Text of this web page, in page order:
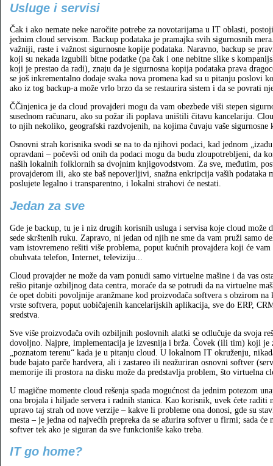
Usluge i servisi
Čak i ako nemate neke naročite potrebe za novotarijama u IT oblasti,
jednim cloud servisom. Backup podataka je pramajka svih sigurnosnih
važniji, raste i važnost sigurnosne kopije podataka. Naravno, backup se
koji su nekada izgubili bitne podatke (pa čak i one nebitne slike s
koji je prestao da radi), znaju da je sigurnosna kopija podataka prava
se još inkrementalno dodaje svaka nova promena kad su u pitanju poslovi
ako iz tog backup-a može vrlo brzo da se restaurira sistem i da se povrati
ČČinjenica je da cloud provajderi mogu da vam obezbede viši stepen
susednom računaru, ako su požar ili poplava uništili čitavu kancelariju.
to njih nekoliko, geografski razdvojenih, na kojima čuvaju vaše sigurnosne
Osnovni strah korisnika svodi se na to da njihovi podaci, kad jednom
opravdani – počevši od onih da podaci mogu da budu zloupotrebljeni, da
naših lokalnih folklornih sa dvojnim knjigovodstvom. Za sve, međutim,
provajderom ili, ako ste baš nepoverljivi, snažna enkripcija vaših podataka
poslujete legalno i transparentno, i lokalni strahovi će nestati.
Jedan za sve
Gde je backup, tu je i niz drugih korisnih usluga i servisa koje cloud može
sede skrštenih ruku. Zapravo, ni jedan od njih ne sme da vam pruži samo
vam istovremeno rešiti više problema, poput kućnih provajdera koji će
obuhvata telefon, Internet, televiziju...
Cloud provajder ne može da vam ponudi samo virtuelne mašine i da vas
rešio pitanje ozbiljnog data centra, moraće da se potrudi da na virtuelne
će opet dobiti povoljnije aranžmane kod proizvođača softvera s obzirom
vrste softvera, poput uobičajenih kancelarijskih aplikacija, sve do ERP,
sredstva.
Sve više proizvođača ovih ozbiljnih poslovnih alatki se odlučuje da svoja
dovoljno. Najpre, implementacija je izvesnija i brža. Čovek (ili tim) koji je
„poznatom terenu“ kada je u pitanju cloud. U lokalnom IT okruženju,
bude bajato parče hardvera, ali i zastareo ili neažuriran osnovni softver
memorije ili prostora na disku može da predstavlja problem, što virtuelna
U magične momente cloud rešenja spada mogućnost da jednim potezom
ona brojala i hiljade servera i radnih stanica. Kao korisnik, uvek ćete
upravo taj strah od nove verzije – kakve li probleme ona donosi, gde su
mesta – je jedna od najvećih prepreka da se ažurira softver u firmi; sada
softver tek ako je siguran da sve funkcioniše kako treba.
IT go home?